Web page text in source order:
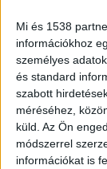
Mi és 1538
információkhoz
személyes
és standard
szabott
méréséhez,
küld. Az Ön
módszerrel
információkat is
BEBE